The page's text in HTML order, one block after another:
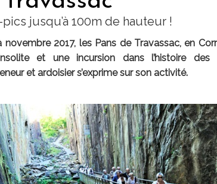
pics jusqu’à 100m de hauteur !
novembre 2017, les Pans de Travassac, en
et une incursion dans l’histoire des
et ardoisier s’exprime sur son activité.